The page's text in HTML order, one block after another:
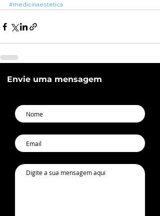
#medicinaestetica
Envie uma mensagem